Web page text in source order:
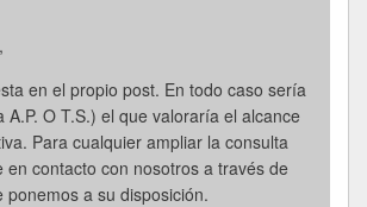
en el propio post. En todo caso sería
A.P. O T.S.) el que valoraría el alcance
Para cualquier ampliar la consulta
en contacto con nosotros a través de
ponemos a su disposición.